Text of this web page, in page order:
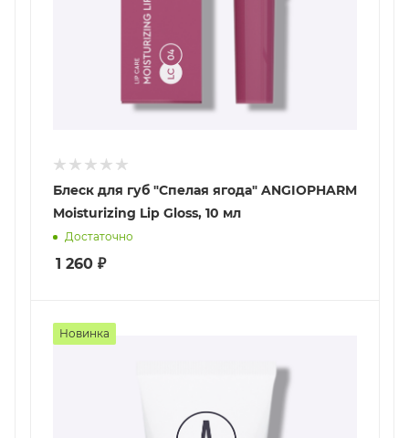
Блеск для губ "Спелая ягода" ANGIOPHARM
Moisturizing Lip Gloss, 10 мл
Достаточно
1 260 ₽
Новинка